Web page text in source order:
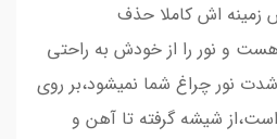
زمینه اش کاملا حذف
و نور را از خودش به راحتی
نور چراغ شما نمیشود،بر روی
شیشه گرفته تا آهن و